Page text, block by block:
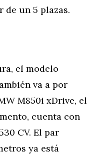
de un 5 plazas.
el modelo
va a por
M850i xDrive, el
cuenta con
CV. El par
ya está